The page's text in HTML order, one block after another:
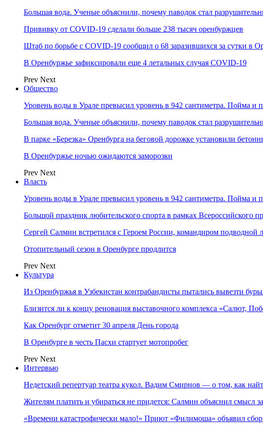
Большая вода. Ученые объяснили, почему паводок стал
Прививку от COVID-19 сделали больше 238 тысяч оренбуржцев
Штаб по борьбе с СOVID-19 сообщил о 68 заразившихся за сутки в
В Оренбуржье зафиксировали еще 4 летальных случая COVID-19
Prev Next
Общество
Уровень воды в Урале превысил уровень в 942 сантиметра. Пойма и
Большая вода. Ученые объяснили, почему паводок стал
В парке «Березка» Оренбурга на беговой дорожке установили
В Оренбуржье ночью ожидаются заморозки
Prev Next
Власть
Уровень воды в Урале превысил уровень в 942 сантиметра. Пойма и
Большой праздник любительского спорта в рамках Всероссийского
Сергей Салмин встретился с Героем России, командиром
Отопительный сезон в Оренбурге продлится
Prev Next
Культура
Из Оренбуржья в Узбекистан контрабандисты пытались вывезти
Близится ли к концу реновация выставочного комплекса «Салют,
Как Оренбург отметит 30 апреля День города
В Оренбурге в честь Пасхи стартует мотопробег
Prev Next
Интервью
Недетский репертуар театра кукол. Вадим Смирнов — о том, как
Жителям платить и убираться не придется: Салмин объяснил смысл
«Времени катастрофически мало!» Приют «Филимоша» объявил сбор